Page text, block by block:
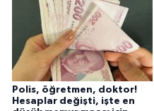
Polis, öğretmen, doktor!
Hesaplar değişti, işte en